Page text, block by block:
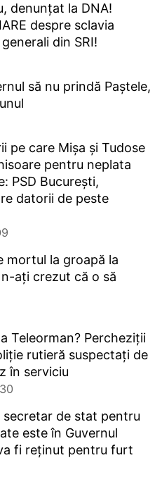
denunțat la DNA!
despre sclavia
din SRI!
să nu prindă Paștele,
pe care Mișa și Tudose
pentru neplata
PSD București,
datorii de peste
mortul la groapă la
ați crezut că o să
Teleorman? Percheziţii
rutieră suspectaţi de
în serviciu
secretar de stat pentru
este în Guvernul
fi reținut pentru furt